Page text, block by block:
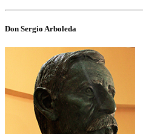
Don Sergio Arboleda